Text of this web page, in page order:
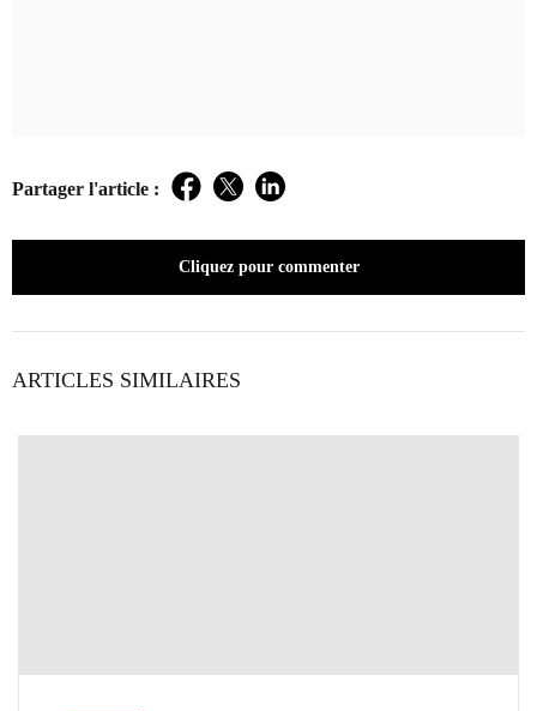
Partager l'article : Facebook
TwitterLinkedIn
Cliquez pour commenter
ARTICLES SIMILAIRES